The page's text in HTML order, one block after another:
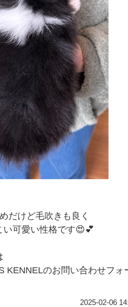
だけど毛吹きも良く
い可愛い性格です😍💕
KENNELのお問い合わせフ
2025-02-06